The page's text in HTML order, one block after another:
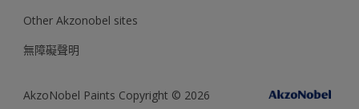
Other Akzonobel sites
無障礙聲明
AkzoNobel Paints Copyright © 2026